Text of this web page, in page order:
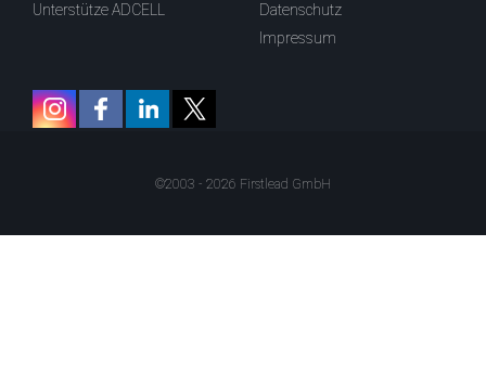
Unterstütze ADCELL
Datenschutz
Impressum
©2003 - 2026 Firstlead GmbH